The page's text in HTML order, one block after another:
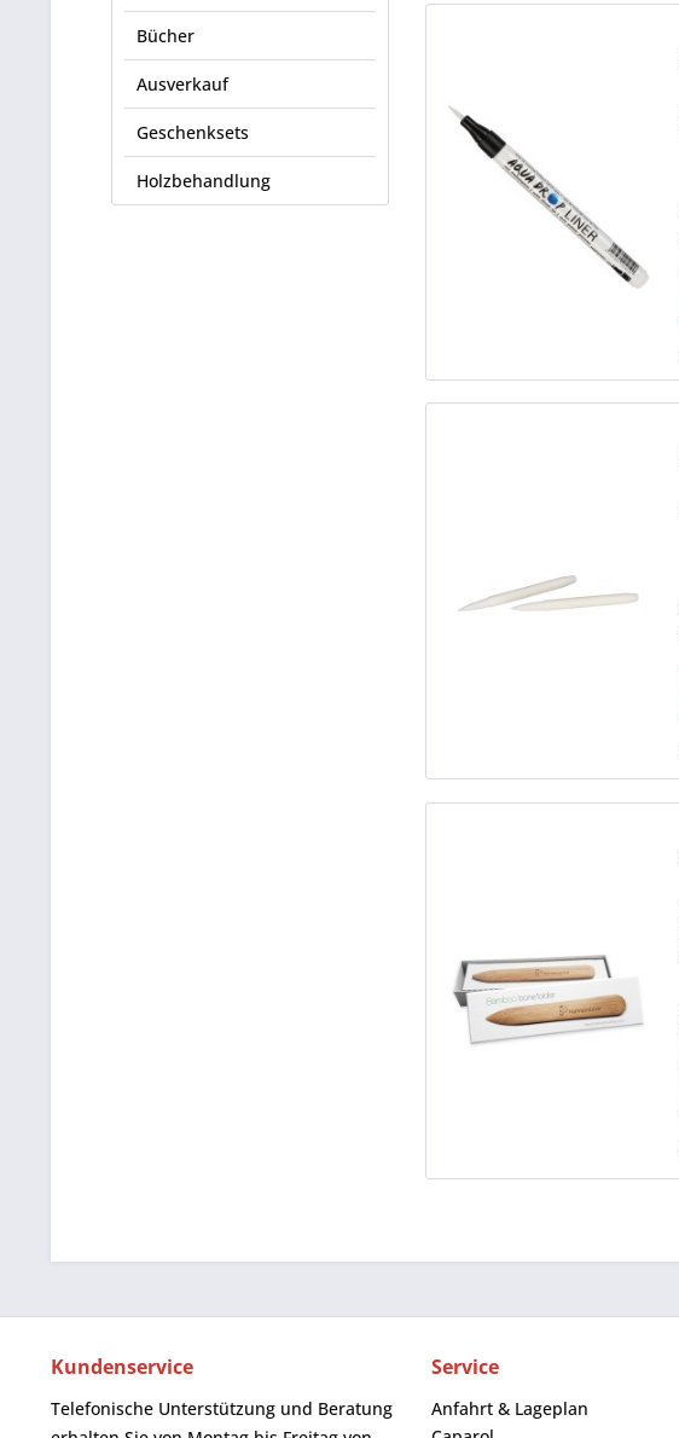
Bücher
Ausverkauf
Geschenksets
Holzbehandlung
Kundenservice
Telefonische Unterstützung und Beratung
Service
Anfahrt & Lageplan